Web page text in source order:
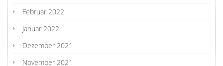
Februar 2022
Januar 2022
Dezember 2021
November 2021